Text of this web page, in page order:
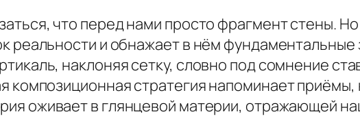
что перед нами просто фрагмент стены.
реальности и обнажает в нём
наклоняя сетку, словно под сомнение
композиционная стратегия напоминает
оживает в глянцевой материи, отражающей